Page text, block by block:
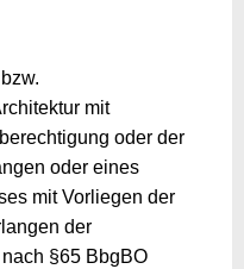
mit
oder der
oder eines
mit Vorliegen der
der
§65 BbgBO